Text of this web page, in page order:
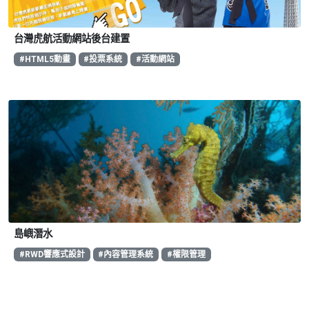
台灣虎航活動網站後台建置
#HTML5動畫 #投票系統 #活動網站
島嶼潛水
#RWD響應式設計 #內容管理系統 #權限管理